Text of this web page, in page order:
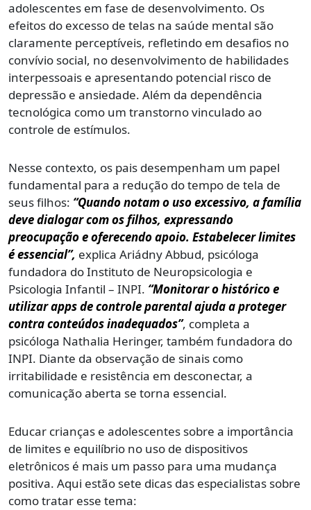
adolescentes em fase de desenvolvimento. Os
efeitos do excesso de telas na saúde mental são
claramente perceptíveis, refletindo em desafios no
convívio social, no desenvolvimento de habilidades
interpessoais e apresentando potencial risco de
depressão e ansiedade. Além da dependência
tecnológica como um transtorno vinculado ao
controle de estímulos.
Nesse contexto, os pais desempenham um papel
fundamental para a redução do tempo de tela de
seus filhos: “Quando notam o uso excessivo, a família
deve dialogar com os filhos, expressando
preocupação e oferecendo apoio. Estabelecer limites
é essencial”, explica Ariádny Abbud, psicóloga
fundadora do Instituto de Neuropsicologia e
Psicologia Infantil – INPI. “Monitorar o histórico e
utilizar apps de controle parental ajuda a proteger
contra conteúdos inadequados”, completa a
psicóloga Nathalia Heringer, também fundadora do
INPI. Diante da observação de sinais como
irritabilidade e resistência em desconectar, a
comunicação aberta se torna essencial.
Educar crianças e adolescentes sobre a importância
de limites e equilíbrio no uso de dispositivos
eletrônicos é mais um passo para uma mudança
positiva. Aqui estão sete dicas das especialistas sobre
como tratar esse tema: